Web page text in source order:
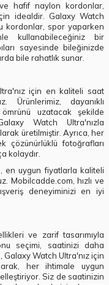
ve hafif naylon kordonlar,
idealdir. Galaxy Watch
kordonlar, spor yaparken
kullanabileceğiniz bir
sayesinde bileğinizde
bile rahatlık sunar.
için en kaliteli saat
Ürünlerimiz, dayanıklı
uzatacak şekilde
Watch Ultra'nızla
üretilmiştir. Ayrıca, her
çözünürlüklü fotoğrafları
kolaydır.
en uygun fiyatlarla kaliteli
Mobilcadde.com, hızlı ve
deneyiminizi en iyi
ve zarif tasarımıyla
seçimi, saatinizi daha
Watch Ultra'nız için
her ihtimale uygun
Siz de saatinizin